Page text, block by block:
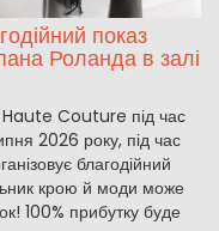
показ
Роланда в залі
Haute Couture під час
2026 року, під час
благодійний
крою й моди може
100% прибутку буде